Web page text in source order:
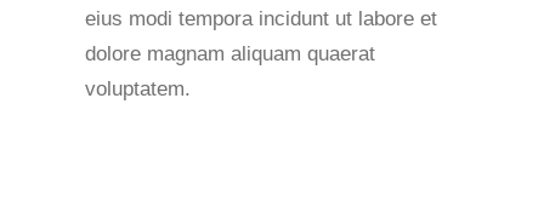
eius modi tempora incidunt ut labore et
dolore magnam aliquam quaerat
voluptatem.